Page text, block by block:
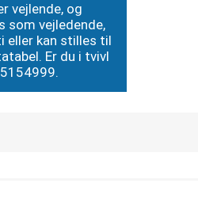
vejlende, og
som vejledende,
eller kan stilles til
Er du i tvivl